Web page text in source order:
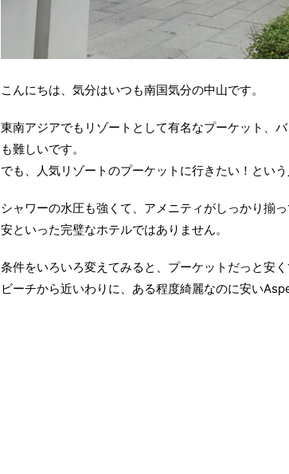
こんにちは、気分はいつも南国気分の中山です。
東南アジアでもリゾートとして有名なプーケット、
も難しいです。
でも、人気リゾートのプーケットに行きたい！とい
シャワーの水圧も強くて、アメニティがしっかり揃
安といった完璧なホテルではありません。
条件をいろいろ変えてみると、プーケットだっと安
ビーチから近いわりに、ある程度綺麗なのに安い